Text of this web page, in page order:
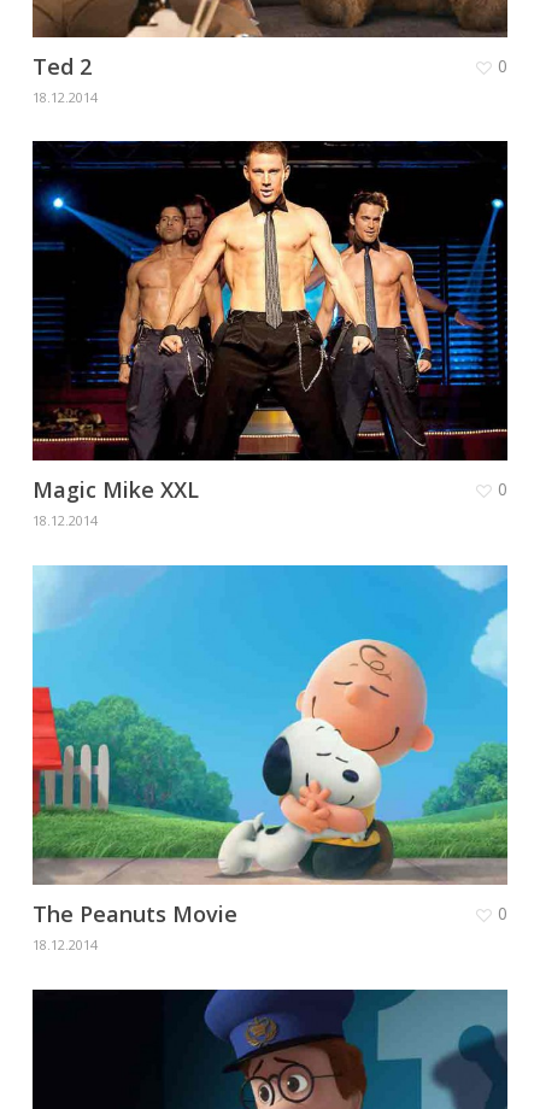
Ted 2
18.12.2014
0
Magic Mike XXL
18.12.2014
0
The Peanuts Movie
18.12.2014
0